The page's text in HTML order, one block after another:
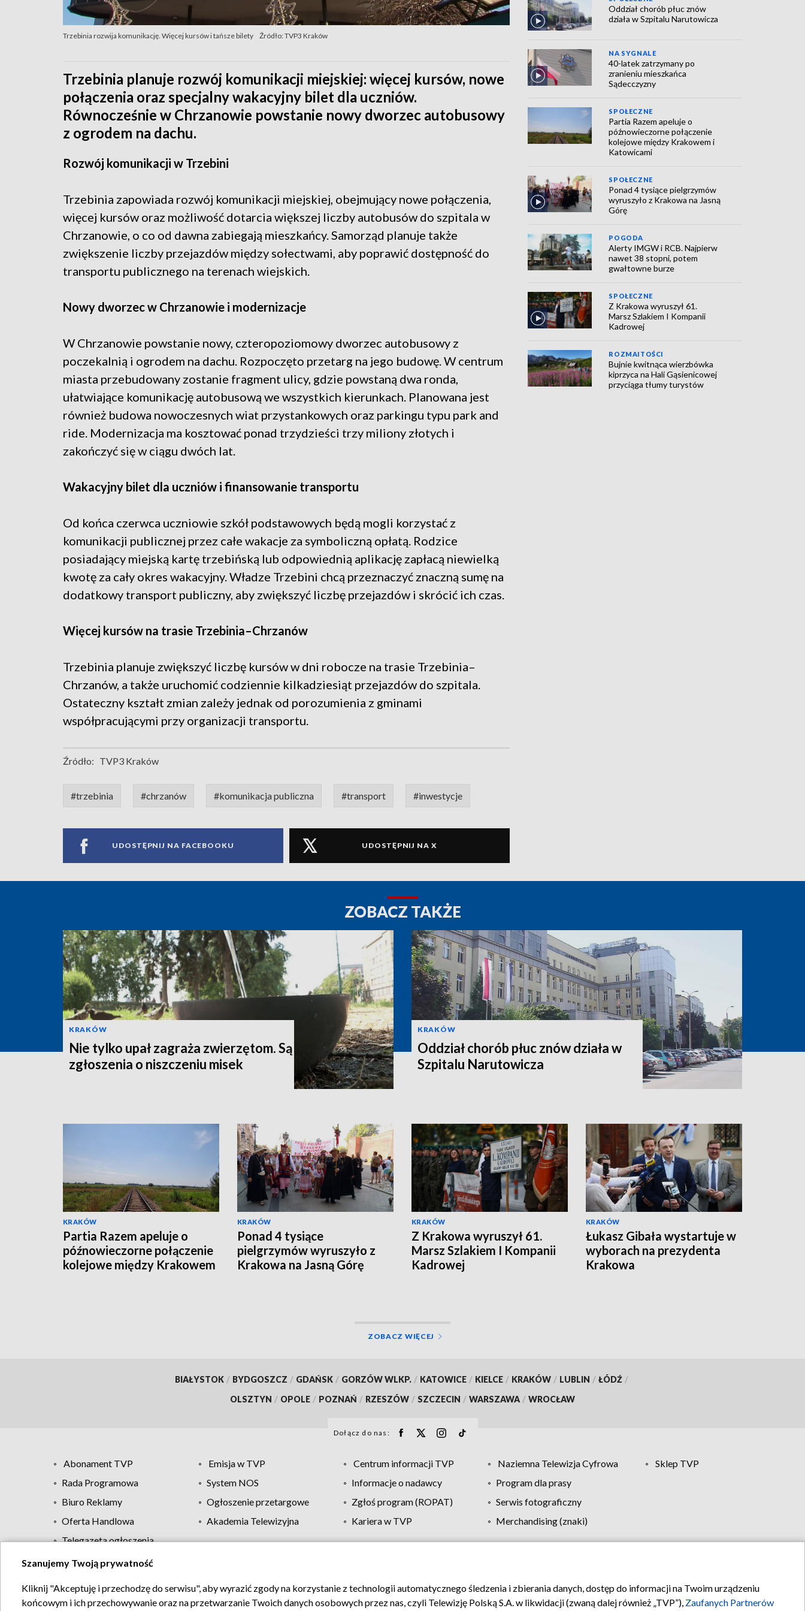
Trzebinia rozwija komunikację. Więcej kursów i tańsze bilety Źródło: TVP3 Kraków
Trzebinia planuje rozwój komunikacji miejskiej: więcej kursów, nowe
połączenia oraz specjalny wakacyjny bilet dla uczniów.
Równocześnie w Chrzanowie powstanie nowy dworzec autobusowy
z ogrodem na dachu.
Rozwój komunikacji w Trzebini
Trzebinia zapowiada rozwój komunikacji miejskiej, obejmujący nowe połączenia,
więcej kursów oraz możliwość dotarcia większej liczby autobusów do szpitala w
Chrzanowie, o co od dawna zabiegają mieszkańcy. Samorząd planuje także
zwiększenie liczby przejazdów między sołectwami, aby poprawić dostępność do
transportu publicznego na terenach wiejskich.
Nowy dworzec w Chrzanowie i modernizacje
W Chrzanowie powstanie nowy, czteropoziomowy dworzec autobusowy z
poczekalnią i ogrodem na dachu. Rozpoczęto przetarg na jego budowę. W centrum
miasta przebudowany zostanie fragment ulicy, gdzie powstaną dwa ronda,
ułatwiające komunikację autobusową we wszystkich kierunkach. Planowana jest
również budowa nowoczesnych wiat przystankowych oraz parkingu typu park and
ride. Modernizacja ma kosztować ponad trzydzieści trzy miliony złotych i
zakończyć się w ciągu dwóch lat.
Wakacyjny bilet dla uczniów i finansowanie transportu
Od końca czerwca uczniowie szkół podstawowych będą mogli korzystać z
komunikacji publicznej przez całe wakacje za symboliczną opłatą. Rodzice
posiadający miejską kartę trzebińską lub odpowiednią aplikację zapłacą niewielką
kwotę za cały okres wakacyjny. Władze Trzebini chcą przeznaczyć znaczną sumę na
dodatkowy transport publiczny, aby zwiększyć liczbę przejazdów i skrócić ich czas.
Więcej kursów na trasie Trzebinia–Chrzanów
Trzebinia planuje zwiększyć liczbę kursów w dni robocze na trasie Trzebinia–
Chrzanów, a także uruchomić codziennie kilkadziesiąt przejazdów do szpitala.
Ostateczny kształt zmian zależy jednak od porozumienia z gminami
współpracującymi przy organizacji transportu.
Źródło: TVP3 Kraków
#trzebinia #chrzanów #komunikacja publiczna #transport #inwestycje
UDOSTĘPNIJ NA FACEBOOKU UDOSTĘPNIJ NA X
Oddział chorób płuc znów
działa w Szpitalu Narutowicza
NA SYGNALE
40-latek zatrzymany po
zranieniu mieszkańca
Sądecczyzny
SPOŁECZNE
Partia Razem apeluje o
późnowieczorne połączenie
kolejowe między Krakowem i
Katowicami
SPOŁECZNE
Ponad 4 tysiące pielgrzymów
wyruszyło z Krakowa na Jasną
Górę
POGODA
Alerty IMGW i RCB. Najpierw
nawet 38 stopni, potem
gwałtowne burze
SPOŁECZNE
Z Krakowa wyruszył 61.
Marsz Szlakiem I Kompanii
Kadrowej
ROZMAITOŚCI
Bujnie kwitnąca wierzbówka
kiprzyca na Hali Gąsienicowej
przyciąga tłumy turystów
ZOBACZ TAKŻE
KRAKÓW
Nie tylko upał zagraża zwierzętom. Są
zgłoszenia o niszczeniu misek
KRAKÓW
Oddział chorób płuc znów działa w
Szpitalu Narutowicza
KRAKÓW
Partia Razem apeluje o
późnowieczorne połączenie
kolejowe między Krakowem
KRAKÓW
Ponad 4 tysiące
pielgrzymów wyruszyło z
Krakowa na Jasną Górę
KRAKÓW
Z Krakowa wyruszył 61.
Marsz Szlakiem I Kompanii
Kadrowej
KRAKÓW
Łukasz Gibała wystartuje w
wyborach na prezydenta
Krakowa
ZOBACZ WIĘCEJ
BIAŁYSTOK / BYDGOSZCZ / GDAŃSK / GORZÓW WLKP. / KATOWICE / KIELCE / KRAKÓW / LUBLIN / ŁÓDŹ /
OLSZTYN / OPOLE / POZNAŃ / RZESZÓW / SZCZECIN / WARSZAWA / WROCŁAW
Dołącz do nas:
Abonament TVP Emisja w TVP Centrum informacji TVP Naziemna Telewizja Cyfrowa
Sklep TVP
Rada Programowa
System NOS Informacje o nadawcy
Program dla prasy
Biuro Reklamy
Ogłoszenie przetargowe Zgłoś program (ROPAT)
Serwis fotograficzny
Oferta Handlowa
Akademia Telewizyjna Kariera w TVP
Merchandising (znaki)
Telegazeta ogłoszenia
Regulamin TVP Polityka prywatności Moje zgody Pomoc Biuro reklamy Kontakt
Szanujemy Twoją prywatność
Kliknij "Akceptuję i przechodzę do serwisu", aby wyrazić zgody na korzystanie z technologii automatycznego śledzenia i zbierania danych, dostęp do informacji na Twoim urządzeniu
końcowym i ich przechowywanie oraz na przetwarzanie Twoich danych osobowych przez nas, czyli Telewizję Polską S.A. w likwidacji (zwaną dalej również „TVP”), Zaufanych Partnerów